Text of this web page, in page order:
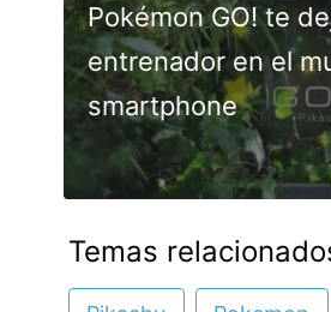
Pokémon GO! te
entrenador en el
smartphone
Temas